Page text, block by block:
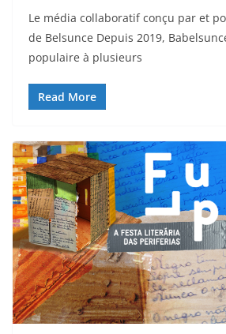
Le média collaboratif conçu par et
de Belsunce Depuis 2019,
populaire à plusieurs
Read More